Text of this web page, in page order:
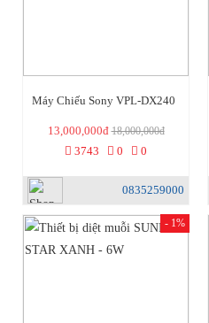
Máy Chiếu Sony VPL-DX240
13,000,000đ18,000,000đ
3743 0 0
0835259000
- 1%